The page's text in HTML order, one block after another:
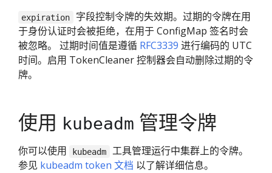
expiration
字段控制令牌的失效期。过期的令牌在用
于身份认证时会被拒绝，在用于 ConfigMap 签名时会
被忽略。 过期时间值是遵循 RFC3339 进行编码的 UTC
时间。启用 TokenCleaner 控制器会自动删除过期的令
牌。
使用 kubeadm 管理令牌
你可以使用 kubeadm
工具管理运行中集群上的令牌。
参见 kubeadm token 文档 以了解详细信息。